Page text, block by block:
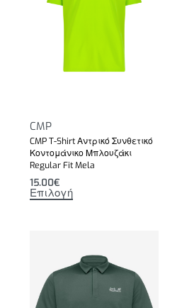
CMP
CMP T-Shirt Αντρικό Συνθετικό
Κοντομάνικο Μπλουζάκι
Regular Fit Mela
15.00€
Επιλογή